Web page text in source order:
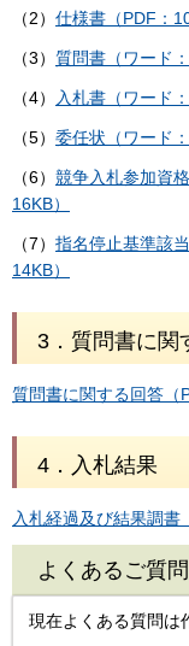
（2） 仕様書（PDF：
（3） 質問書（ワード：
（4） 入札書（ワード：
（5） 委任状（ワード：
（6） 競争入札参加資
16KB）
（7） 指名停止基準該
14KB）
3．質問書に関
質問書に関する回答（
4．入札結果
入札経過及び結果調書
よくあるご質問
現在よくある質問は